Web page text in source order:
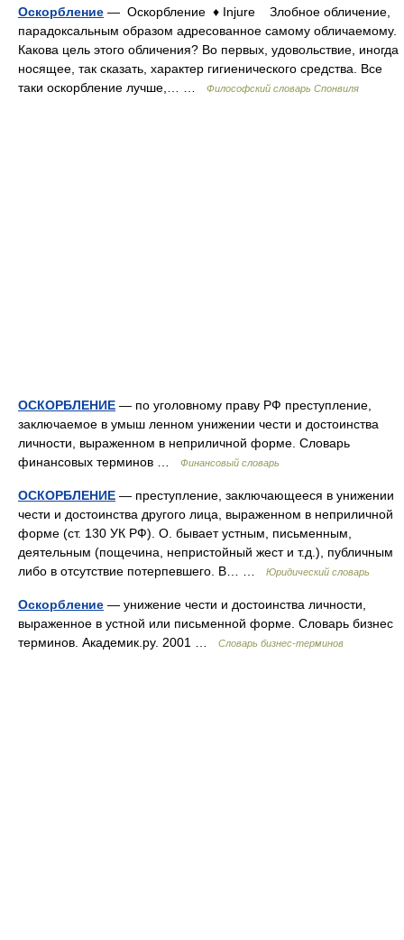
Оскорбление — Оскорбление ♦ Injure Злобное обличение,
парадоксальным образом адресованное самому обличаемому.
Какова цель этого обличения? Во первых, удовольствие, иногда
носящее, так сказать, характер гигиенического средства. Все
таки оскорбление лучше,… …
Философский словарь Спонвиля
ОСКОРБЛЕНИЕ — по уголовному праву РФ преступление,
заключаемое в умыш ленном унижении чести и достоинства
личности, выраженном в неприличной форме. Словарь
финансовых терминов …
Финансовый словарь
ОСКОРБЛЕНИЕ — преступление, заключающееся в унижении
чести и достоинства другого лица, выраженном в неприличной
форме (ст. 130 УК РФ). О. бывает устным, письменным,
деятельным (пощечина, непристойный жест и т.д.), публичным
либо в отсутствие потерпевшего. В… …
Юридический словарь
Оскорбление — унижение чести и достоинства личности,
выраженное в устной или письменной форме. Словарь бизнес
терминов. Академик.ру. 2001 …
Словарь бизнес-терминов